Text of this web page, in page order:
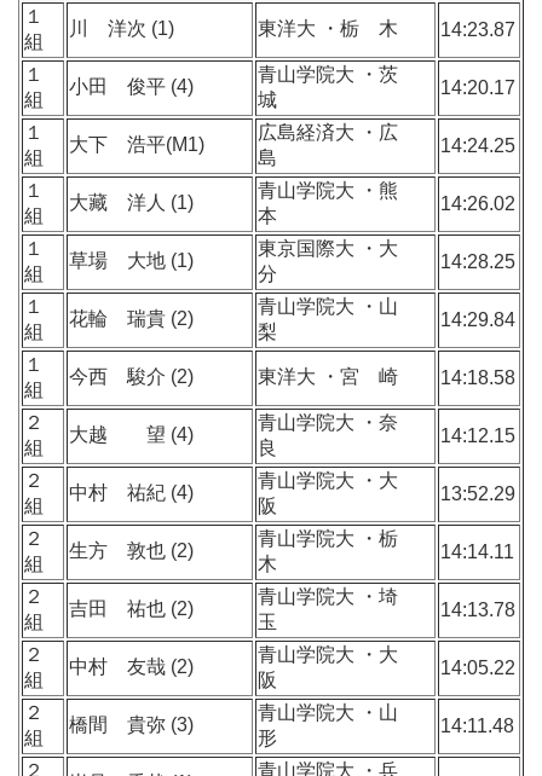
１
組
川 洋次 (1) 東洋大 ・栃 木 14:23.87
１
組
小田 俊平 (4)
青山学院大 ・茨
城
14:20.17
１
組
大下 浩平(M1)
広島経済大 ・広
島
14:24.25
１
組
大藏 洋人 (1)
青山学院大 ・熊
本
14:26.02
１
組
草場 大地 (1)
東京国際大 ・大
分
14:28.25
１
組
花輪 瑞貴 (2)
青山学院大 ・山
梨
14:29.84
１
組
今西 駿介 (2) 東洋大 ・宮 崎 14:18.58
２
組
大越 望 (4)
青山学院大 ・奈
良
14:12.15
２
組
中村 祐紀 (4)
青山学院大 ・大
阪
13:52.29
２
組
生方 敦也 (2)
青山学院大 ・栃
木
14:14.11
２
組
吉田 祐也 (2)
青山学院大 ・埼
玉
14:13.78
２
組
中村 友哉 (2)
青山学院大 ・大
阪
14:05.22
２
組
橋間 貴弥 (3)
青山学院大 ・山
形
14:11.48
２ 青山学院大 ・兵